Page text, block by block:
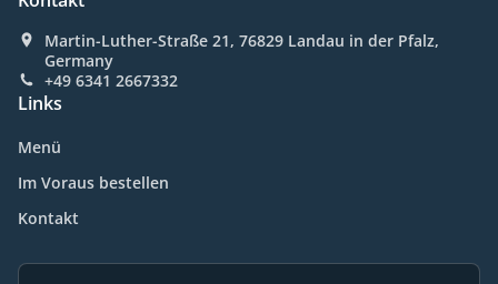
Martin-Luther-Straße 21, 76829 Landau in der Pfalz,
Germany
+49 6341 2667332
Links
Menü
Im Voraus bestellen
Kontakt